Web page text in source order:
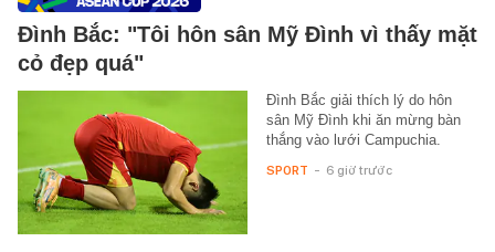
Đình Bắc: "Tôi hôn sân Mỹ Đình vì thấy mặt
cỏ đẹp quá"
Đình Bắc giải thích lý do hôn
sân Mỹ Đình khi ăn mừng bàn
thắng vào lưới Campuchia.
SPORT - 6 giờ trước